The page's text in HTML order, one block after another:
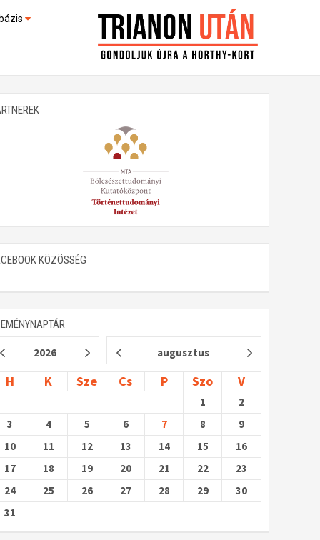
(feltöltés alatt)
KÖZÖSSÉG
2026 augusztus
H K Sze Cs P Szo V
1
2
3
4 5 6 7 8
9
10
11 12 13 14 15
16
17
18 19 20 21 22
23
24
25 26 27 28 29
30
31